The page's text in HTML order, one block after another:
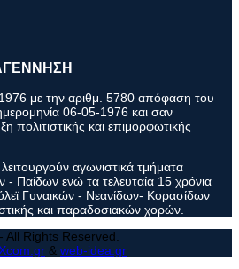
με την αριθμ. 5780 απόφαση του
06-05-1976 και σαν
πολιτιστικής και επιμορφωτικής
αγωνιστικά τμήματα
ενώ τα τελευταία 15 χρόνια
Γυναικών - Νεανίδων- Κορασίδων
και παραδοσιακών χορών.
All Rights Reserved.
& web-idea.gr